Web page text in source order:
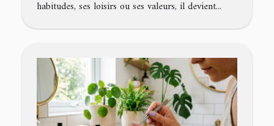
habitudes, ses loisirs ou ses valeurs, il devient...